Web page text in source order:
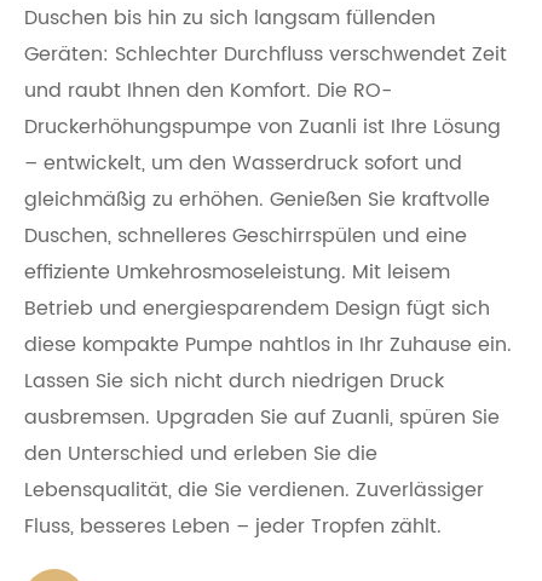
Duschen bis hin zu sich langsam füllenden
Geräten: Schlechter Durchfluss verschwendet Zeit
und raubt Ihnen den Komfort. Die RO-
Druckerhöhungspumpe von Zuanli ist Ihre Lösung
– entwickelt, um den Wasserdruck sofort und
gleichmäßig zu erhöhen. Genießen Sie kraftvolle
Duschen, schnelleres Geschirrspülen und eine
effiziente Umkehrosmoseleistung. Mit leisem
Betrieb und energiesparendem Design fügt sich
diese kompakte Pumpe nahtlos in Ihr Zuhause ein.
Lassen Sie sich nicht durch niedrigen Druck
ausbremsen. Upgraden Sie auf Zuanli, spüren Sie
den Unterschied und erleben Sie die
Lebensqualität, die Sie verdienen. Zuverlässiger
Fluss, besseres Leben – jeder Tropfen zählt.